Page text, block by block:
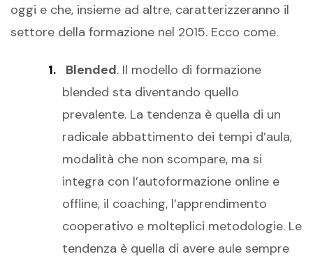
oggi e che, insieme ad altre, caratterizzeranno il
settore della formazione nel 2015. Ecco come.
Blended. Il modello di formazione
blended sta diventando quello
prevalente. La tendenza è quella di un
radicale abbattimento dei tempi d’aula,
modalità che non scompare, ma si
integra con l’autoformazione online e
offline, il coaching, l’apprendimento
cooperativo e molteplici metodologie. Le
tendenza è quella di avere aule sempre